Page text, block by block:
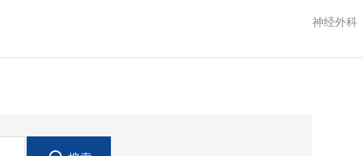
神经外科